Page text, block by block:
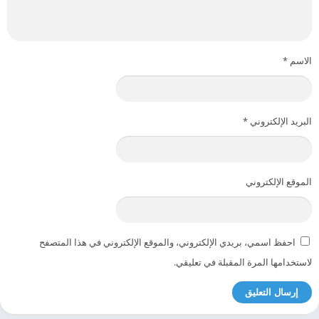
الاسم *
البريد الإلكتروني *
الموقع الإلكتروني
احفظ اسمي، بريدي الإلكتروني، والموقع الإلكتروني في هذا المتصفح
لاستخدامها المرة المقبلة في تعليقي.